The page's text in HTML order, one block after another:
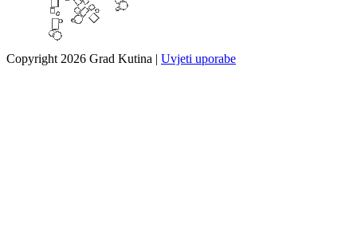
Copyright 2026 Grad Kutina | Uvjeti uporabe